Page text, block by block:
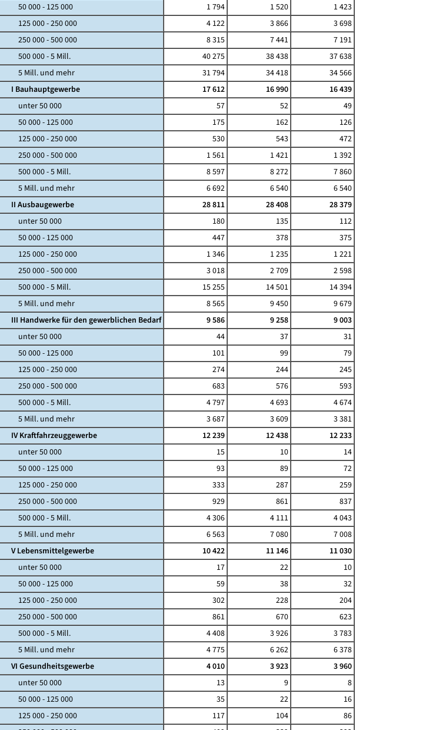
50 000 - 125 000
1 794 1 520
1 423
125 000 - 250 000
4 122 3 866
3 698
250 000 - 500 000
8 315 7 441
7 191
500 000 - 5 Mill.
40 275 38 438
37 638
5 Mill. und mehr
31 794 34 418
34 566
I Bauhauptgewerbe
17 612 16 990
16 439
unter 50 000
57 52
49
50 000 - 125 000
175 162
126
125 000 - 250 000
530 543
472
250 000 - 500 000
1 561 1 421
1 392
500 000 - 5 Mill.
8 597 8 272
7 860
5 Mill. und mehr
6 692 6 540
6 540
II Ausbaugewerbe
28 811 28 408
28 379
unter 50 000
180 135
112
50 000 - 125 000
447 378
375
125 000 - 250 000
1 346 1 235
1 221
250 000 - 500 000
3 018 2 709
2 598
500 000 - 5 Mill.
15 255 14 501
14 394
5 Mill. und mehr
8 565 9 450
9 679
III Handwerke für den gewerblichen Bedarf
9 586 9 258
9 003
unter 50 000
44 37
31
50 000 - 125 000
101 99
79
125 000 - 250 000
274 244
245
250 000 - 500 000
683 576
593
500 000 - 5 Mill.
4 797 4 693
4 674
5 Mill. und mehr
3 687 3 609
3 381
IV Kraftfahrzeuggewerbe
12 239 12 438
12 233
unter 50 000
15 10
14
50 000 - 125 000
93 89
72
125 000 - 250 000
333 287
259
250 000 - 500 000
929 861
837
500 000 - 5 Mill.
4 306 4 111
4 043
5 Mill. und mehr
6 563 7 080
7 008
V Lebensmittelgewerbe
10 422 11 146
11 030
unter 50 000
17 22
10
50 000 - 125 000
59 38
32
125 000 - 250 000
302 228
204
250 000 - 500 000
861 670
623
500 000 - 5 Mill.
4 408 3 926
3 783
5 Mill. und mehr
4 775 6 262
6 378
VI Gesundheitsgewerbe
4 010 3 923
3 960
unter 50 000
13 9
8
50 000 - 125 000
35 22
16
125 000 - 250 000
117 104
86